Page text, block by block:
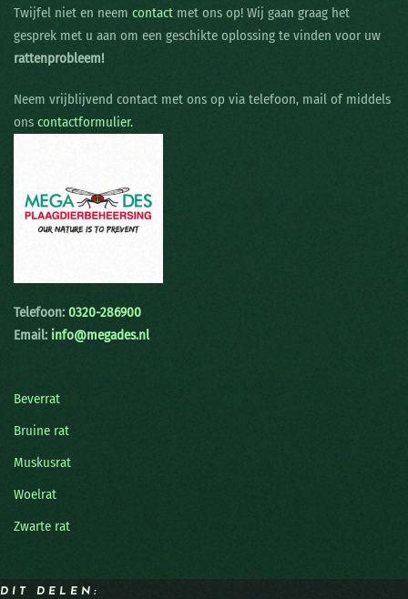
Twijfel niet en neem contact met ons op! Wij gaan graag het
gesprek met u aan om een geschikte oplossing te vinden voor uw
rattenprobleem!
Neem vrijblijvend contact met ons op via telefoon, mail of middels
ons contactformulier.
Telefoon: 0320-286900
Email: info@megades.nl
Beverrat
Bruine rat
Muskusrat
Woelrat
Zwarte rat
DIT DELEN: